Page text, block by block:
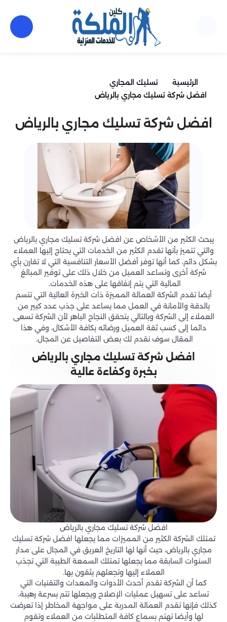
الرئيسية
تسليك المجاري
افضل شركة تسليك مجاري بالرياض
افضل شركة تسليك مجاري بالرياض
يبحث الكثير من الأشخاص عن افضل شركة تسليك مجاري بالرياض
والتي تتميز بأنها تقدم الكثير من الخدمات التي يحتاج إليها العملاء
بشكل دائم، كما أنها توفر أفضل الأسعار التنافسية التي لا تقارن بأي
شركة أخرى وتساعد العميل من خلال ذلك على توفير المبالغ
المالية التي يتم إنفاقها على هذه الخدمات.
أيضا تقدم الشركة العمالة المميزة ذات الخبرة العالية التي تتسم
بالدقة والأمانة في العمل مما يساعد على جذب عدد كبير من
العملاء إلى الشركة وبالتالي يتحقق النجاح الباهر لأن الشركة تسعى
دائما إلى كسب ثقة العميل ورضائه بكافة الأشكال، وفي هذا
المقال سوف نقدم لك بعض التفاصيل عن المجال.
افضل شركة تسليك مجاري بالرياض
بخبرة وكفاءة عالية
افضل شركة تسليك مجاري بالرياض
تمتلك الشركة الكثير من المميزات مما يجعلها افضل شركة تسليك
مجاري بالرياض، حيث أنها لها التاريخ العريق في المجال على مدار
السنوات السابقة مما يجعلها تمتلك السمعة الطيبة التي تجذب
العملاء إليها وتجعلهم يثقون بها.
كما أن الشركة تقدم أحدث الأدوات والمعدات والتقنيات التي
تساعد على تسهيل عمليات الإصلاح ويجعلها تتم بسرعة رهيبة،
كذلك فإنها تقدم العمالة المدربة على مواجهة المخاطر إذا تعرضت
لها وأيضا تهتم بسماع كافة المتطلبات من العملاء وتقوم